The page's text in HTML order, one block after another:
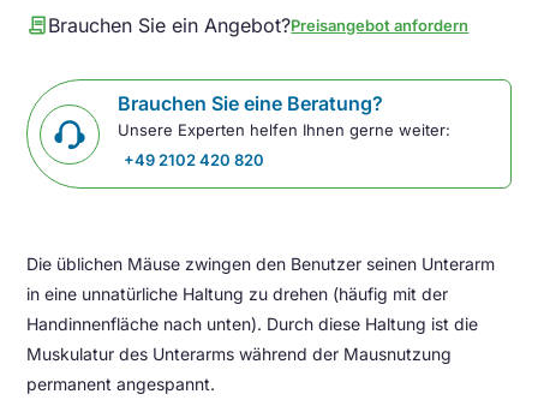
contractBrauchen Sie ein Angebot?Preisangebot anfordern
Brauchen Sie eine Beratung?
Unsere Experten helfen Ihnen gerne weiter:
+49 2102 420 820
Die üblichen Mäuse zwingen den Benutzer seinen Unterarm
in eine unnatürliche Haltung zu drehen (häufig mit der
Handinnenfläche nach unten). Durch diese Haltung ist die
Muskulatur des Unterarms während der Mausnutzung
permanent angespannt.